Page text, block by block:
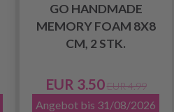
GO HANDMADE
MEMORY FOAM 8X8
CM, 2 STK.
EUR 3.50 EUR 4.99
Angebot bis 31/08/2026